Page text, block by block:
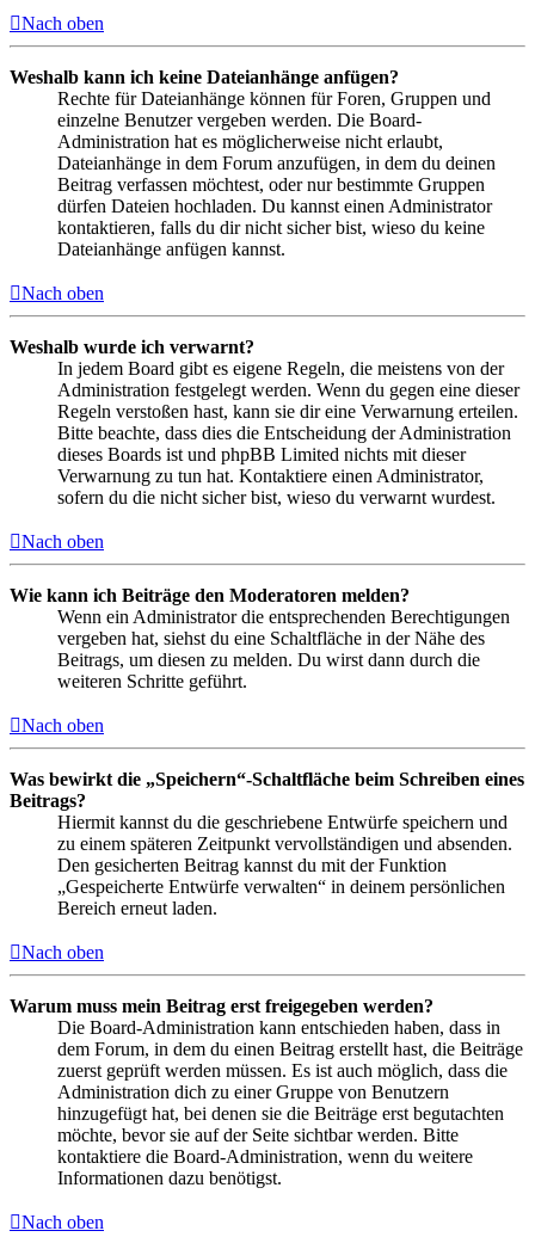
Nach oben
Weshalb kann ich keine Dateianhänge anfügen?
Rechte für Dateianhänge können für Foren, Gruppen und
einzelne Benutzer vergeben werden. Die Board-
Administration hat es möglicherweise nicht erlaubt,
Dateianhänge in dem Forum anzufügen, in dem du deinen
Beitrag verfassen möchtest, oder nur bestimmte Gruppen
dürfen Dateien hochladen. Du kannst einen Administrator
kontaktieren, falls du dir nicht sicher bist, wieso du keine
Dateianhänge anfügen kannst.
Nach oben
Weshalb wurde ich verwarnt?
In jedem Board gibt es eigene Regeln, die meistens von der
Administration festgelegt werden. Wenn du gegen eine dieser
Regeln verstoßen hast, kann sie dir eine Verwarnung erteilen.
Bitte beachte, dass dies die Entscheidung der Administration
dieses Boards ist und phpBB Limited nichts mit dieser
Verwarnung zu tun hat. Kontaktiere einen Administrator,
sofern du die nicht sicher bist, wieso du verwarnt wurdest.
Nach oben
Wie kann ich Beiträge den Moderatoren melden?
Wenn ein Administrator die entsprechenden Berechtigungen
vergeben hat, siehst du eine Schaltfläche in der Nähe des
Beitrags, um diesen zu melden. Du wirst dann durch die
weiteren Schritte geführt.
Nach oben
Was bewirkt die „Speichern“-Schaltfläche beim Schreiben eines
Beitrags?
Hiermit kannst du die geschriebene Entwürfe speichern und
zu einem späteren Zeitpunkt vervollständigen und absenden.
Den gesicherten Beitrag kannst du mit der Funktion
„Gespeicherte Entwürfe verwalten“ in deinem persönlichen
Bereich erneut laden.
Nach oben
Warum muss mein Beitrag erst freigegeben werden?
Die Board-Administration kann entschieden haben, dass in
dem Forum, in dem du einen Beitrag erstellt hast, die Beiträge
zuerst geprüft werden müssen. Es ist auch möglich, dass die
Administration dich zu einer Gruppe von Benutzern
hinzugefügt hat, bei denen sie die Beiträge erst begutachten
möchte, bevor sie auf der Seite sichtbar werden. Bitte
kontaktiere die Board-Administration, wenn du weitere
Informationen dazu benötigst.
Nach oben